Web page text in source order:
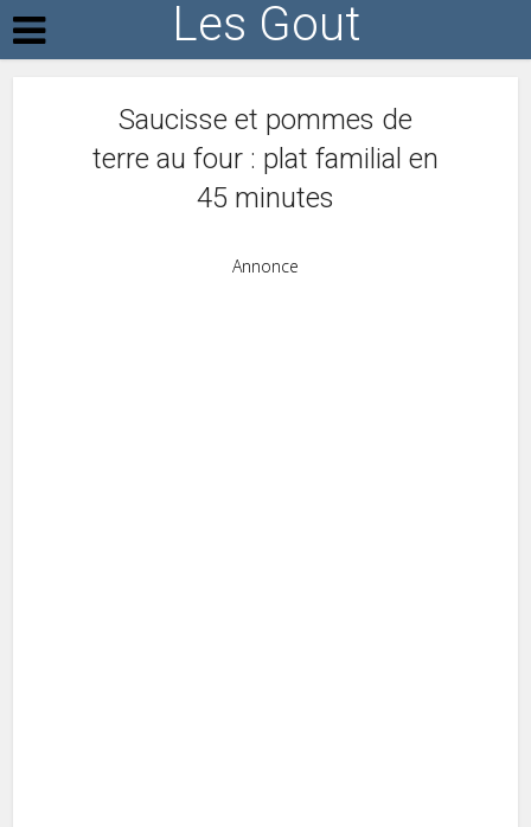
Les Gout
Saucisse et pommes de
terre au four : plat familial en
45 minutes
Annonce